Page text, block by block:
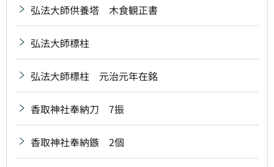
弘法大師供養塔 木食観正書
弘法大師標柱
弘法大師標柱 元治元年在銘
香取神社奉納刀 7振
香取神社奉納鏃 2個